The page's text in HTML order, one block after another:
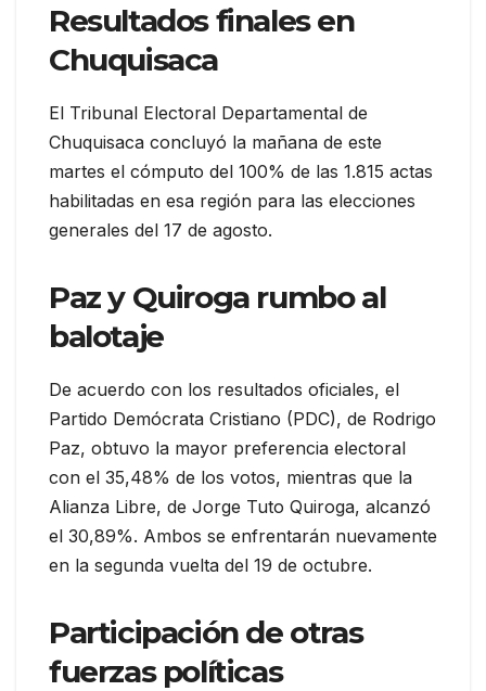
Resultados finales en
Chuquisaca
El Tribunal Electoral Departamental de
Chuquisaca concluyó la mañana de este
martes el cómputo del 100% de las 1.815 actas
habilitadas en esa región para las elecciones
generales del 17 de agosto.
Paz y Quiroga rumbo al
balotaje
De acuerdo con los resultados oficiales, el
Partido Demócrata Cristiano (PDC), de Rodrigo
Paz, obtuvo la mayor preferencia electoral
con el 35,48% de los votos, mientras que la
Alianza Libre, de Jorge Tuto Quiroga, alcanzó
el 30,89%. Ambos se enfrentarán nuevamente
en la segunda vuelta del 19 de octubre.
Participación de otras
fuerzas políticas